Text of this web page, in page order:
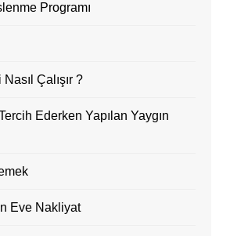
Programı
Çalışır ?
Ederken Yapılan Yaygın
Eve Nakliyat